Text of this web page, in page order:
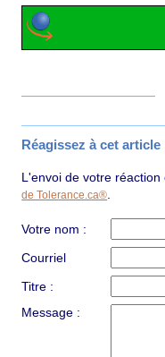
Réagissez à cet article
L'envoi de votre
de Tolerance.ca®
Votre nom :
Courriel
Titre :
Message :